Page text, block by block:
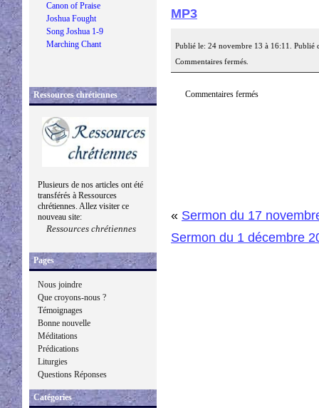
Canon of Praise
Joshua Fought
Song Joshua 1-9
Marching Chant
Ressources chrétiennes
Plusieurs de nos articles ont été
transférés à Ressources
chrétiennes. Allez visiter ce
nouveau site:
Ressources chrétiennes
Pages
Nous joindre
Que croyons-nous ?
Témoignages
Bonne nouvelle
Méditations
Prédications
Liturgies
Questions Réponses
Catégories
MP3
Publié le: 24 novembre 13 à 16:11. Publié
Commentaires fermés.
Commentaires fermés
« Sermon du 17
Sermon du 1 décembre